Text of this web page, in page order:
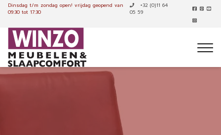
Dinsdag t/m zondag open! vrijdag geopend van
09:30 tot 17:30
+32 (0)11 64
05 59